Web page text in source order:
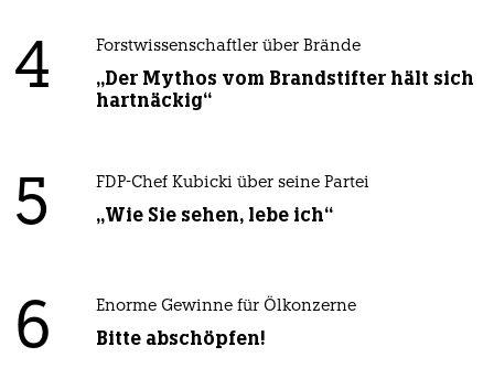
4 Forstwissenschaftler über Brände
„Der Mythos vom Brandstifter hält sich
hartnäckig“
5 FDP-Chef Kubicki über seine Partei
„Wie Sie sehen, lebe ich“
6 Enorme Gewinne für Ölkonzerne
Bitte abschöpfen!